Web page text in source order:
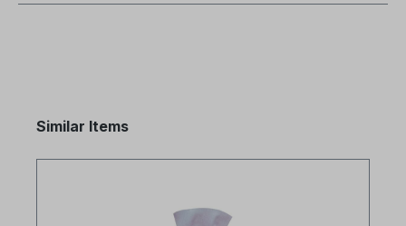
Produktgalerie überspringen
Similar Items